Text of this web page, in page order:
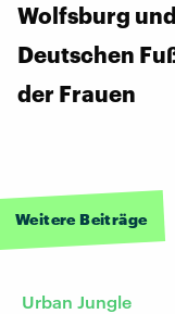
Wolfsburg
Deutschen
der Frauen
Weitere Beiträge
Urban Jungle